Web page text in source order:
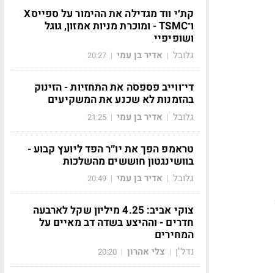
קת׳י ווד מגדילה את ההימור על ספייסX
ו־TSMC - ומוכרת מניות אמזון, גוגל
ושופיפיי
גלובל | אדיר בן עמי |
20:27
די־ווייב פספסה את התחזיות - הזינוק
בהזמנות לא שכנע את המשקיעים
גלובל | אדיר בן עמי |
21:25
טראמפ הפך את יו״ר הפד ליועץ קבוע -
בוושינגטון חוששים מהשלכות
גלובל | אדיר בן עמי |
20:49
צוקי אביב: 4.25 מיליון שקל לארבעה
חדרים - וההיצע בשדה דב מאיים על
המחירים
נדל"ן | צלי אהרון |
20:20